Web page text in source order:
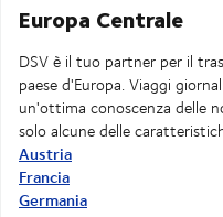
Europa Centrale
DSV è il tuo partner per il
paese d'Europa. Viaggi
un'ottima conoscenza delle
solo alcune delle
Austria
Francia
Germania